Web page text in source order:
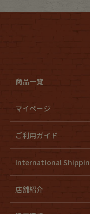
商品一覧
マイページ
ご利用ガイド
International
店舗紹介